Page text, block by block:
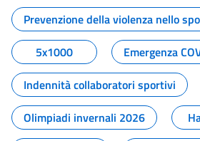
Tutti i contenuti
Prevenzione della violenza nello
5x1000
Emergenza
Indennità collaboratori sportivi
Olimpiadi invernali 2026